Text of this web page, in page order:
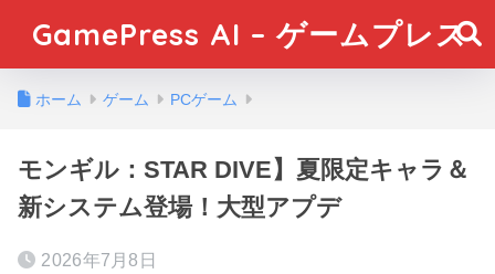
GamePress AI – ゲームプレス
ホーム ゲーム PCゲーム
モンギル：STAR DIVE】夏限定キャラ＆
新システム登場！大型アプデ
2026年7月8日